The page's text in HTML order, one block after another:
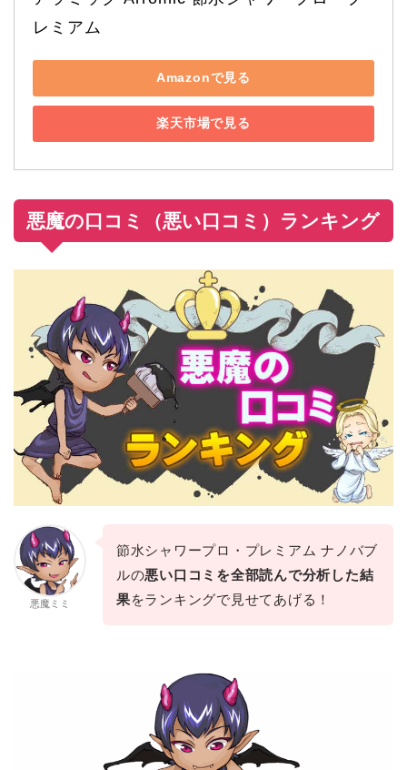
レミアム
Amazonで見る
楽天市場で見る
悪魔の口コミ（悪い口コミ）ランキング
悪魔ミミ
節水シャワープロ・プレミアム ナノバブ
ルの悪い口コミを全部読んで分析した結
果をランキングで見せてあげる！